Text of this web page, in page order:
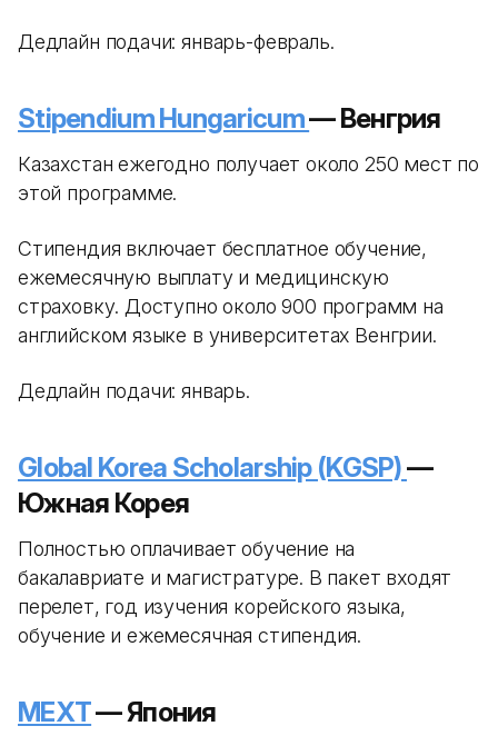
Дедлайн подачи: январь-февраль.
Stipendium Hungaricum— Венгрия
Казахстан ежегодно получает около 250 мест по
этой программе.
Стипендия включает бесплатное обучение,
ежемесячную выплату и медицинскую
страховку. Доступно около 900 программ на
английском языке в университетах Венгрии.
Дедлайн подачи: январь.
Global Korea Scholarship (KGSP)—
Южная Корея
Полностью оплачивает обучение на
бакалавриате и магистратуре. В пакет входят
перелет, год изучения корейского языка,
обучение и ежемесячная стипендия.
MEXT— Япония